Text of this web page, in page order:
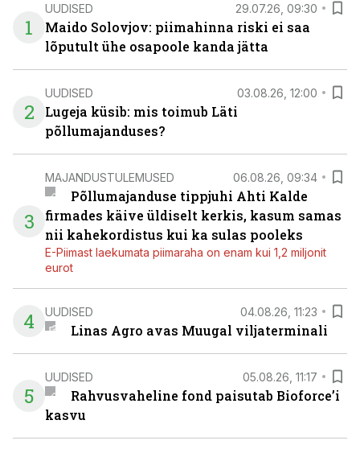
1
UUDISED 29.07.26, 09:30
Maido Solovjov: piimahinna riski ei saa
lõputult ühe osapoole kanda jätta
2
UUDISED 03.08.26, 12:00
Lugeja küsib: mis toimub Läti
põllumajanduses?
3
MAJANDUSTULEMUSED 06.08.26, 09:34
Põllumajanduse tippjuhi Ahti Kalde
firmades käive üldiselt kerkis, kasum samas
nii kahekordistus kui ka sulas pooleks
E-Piimast laekumata piimaraha on enam kui 1,2 miljonit
eurot
4 UUDISED 04.08.26, 11:23
Linas Agro avas Muugal viljaterminali
5
UUDISED 05.08.26, 11:17
Rahvusvaheline fond paisutab Bioforce’i
kasvu